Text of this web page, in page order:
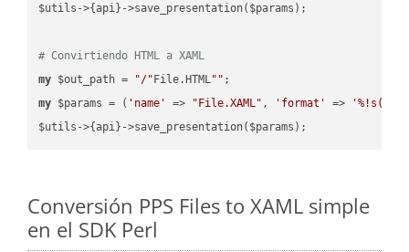
$utils->{api}->save_presentation($params);
# Convirtiendo HTML a XAML
my $out_path = "/" File.HTML""
my $params = ( 'name' => "File.XAML" , 'format' =>
Conversión PPS Files to XAML simple
en el SDK Perl